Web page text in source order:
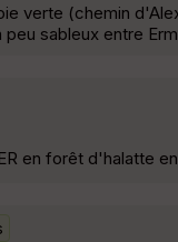
verte (chemin
sableux entre
en forêt d'halatte